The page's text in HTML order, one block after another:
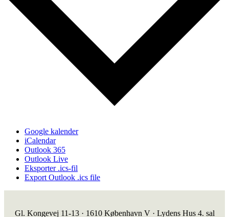
Google kalender
iCalendar
Outlook 365
Outlook Live
Eksporter .ics-fil
Export Outlook .ics file
Gl. Kongevej 11-13 · 1610 København V · Lydens Hus 4. sal